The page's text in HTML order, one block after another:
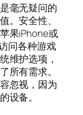
毫无疑问的
。安全性、
果iPhone或
问各种游戏
维护选项，
所有需求。
忽视，因为
设备。